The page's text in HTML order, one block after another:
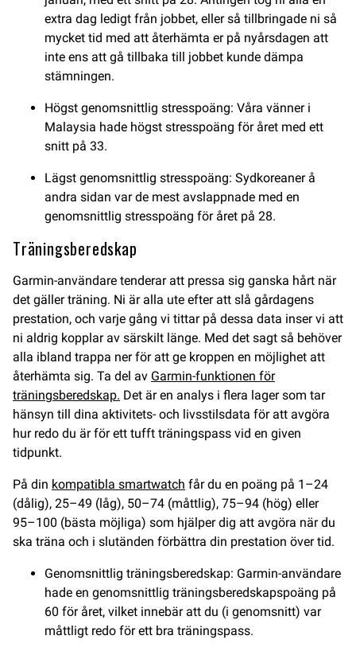
extra dag ledigt från jobbet, eller så tillbringade ni så
mycket tid med att återhämta er på nyårsdagen att
inte ens att gå tillbaka till jobbet kunde dämpa
stämningen.
Högst genomsnittlig stresspoäng: Våra vänner i
Malaysia hade högst stresspoäng för året med ett
snitt på 33.
Lägst genomsnittlig stresspoäng: Sydkoreaner å
andra sidan var de mest avslappnade med en
genomsnittlig stresspoäng för året på 28.
Träningsberedskap
Garmin-användare tenderar att pressa sig ganska hårt när
det gäller träning. Ni är alla ute efter att slå gårdagens
prestation, och varje gång vi tittar på dessa data inser vi att
ni aldrig kopplar av särskilt länge. Med det sagt så behöver
alla ibland trappa ner för att ge kroppen en möjlighet att
återhämta sig. Ta del av Garmin-funktionen för
träningsberedskap. Det är en analys i flera lager som tar
hänsyn till dina aktivitets- och livsstilsdata för att avgöra
hur redo du är för ett tufft träningspass vid en given
tidpunkt.
På din kompatibla smartwatch får du en poäng på 1–24
(dålig), 25–49 (låg), 50–74 (måttlig), 75–94 (hög) eller
95–100 (bästa möjliga) som hjälper dig att avgöra när du
ska träna och i slutänden förbättra din prestation över tid.
Genomsnittlig träningsberedskap: Garmin-användare
hade en genomsnittlig träningsberedskapspoäng på
60 för året, vilket innebär att du (i genomsnitt) var
måttligt redo för ett bra träningspass.